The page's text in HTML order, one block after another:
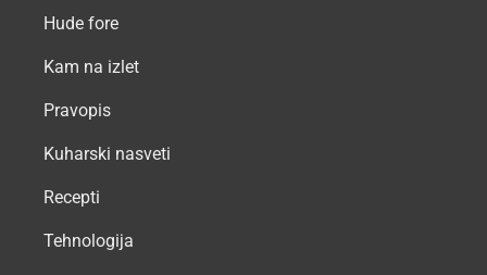
Hude fore
Kam na izlet
Pravopis
Kuharski nasveti
Recepti
Tehnologija